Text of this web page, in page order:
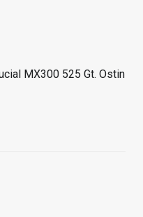
MX300 525 Gt. Ostin